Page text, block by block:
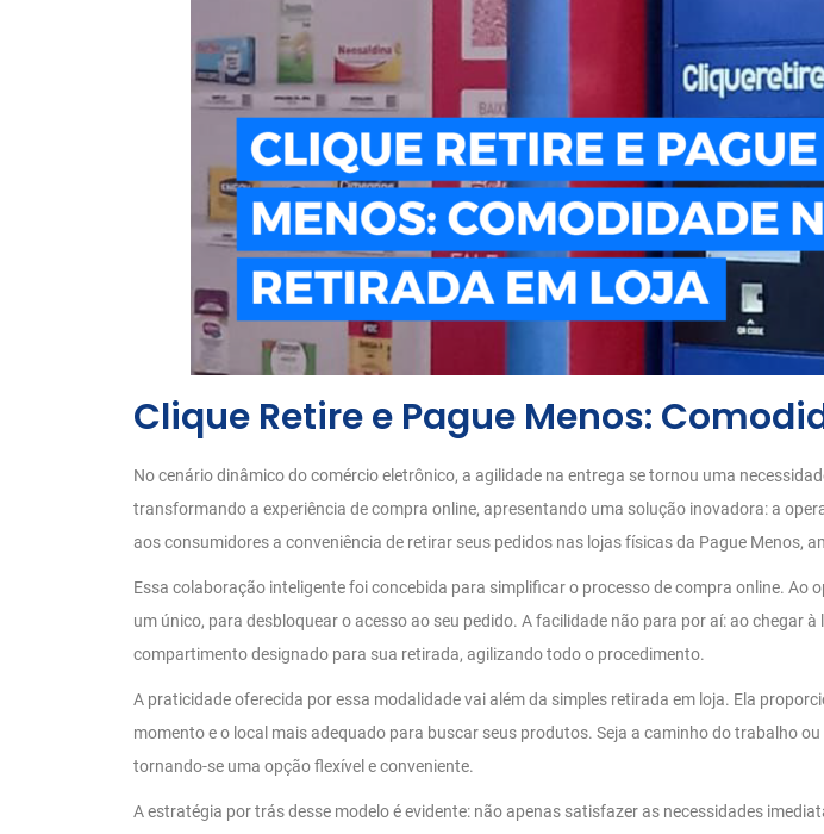
Clique Retire e Pague Menos:
No cenário dinâmico do comércio eletrônico, a agilidade na entrega se tornou uma
transformando a experiência de compra online, apresentando uma solução inovadora: a
aos consumidores a conveniência de retirar seus pedidos nas lojas físicas da Pague Menos,
Essa colaboração inteligente foi concebida para simplificar o processo de compra online.
um único, para desbloquear o acesso ao seu pedido. A facilidade não para por aí: ao chegar
compartimento designado para sua retirada, agilizando todo o procedimento.
A praticidade oferecida por essa modalidade vai além da simples retirada em loja. Ela
momento e o local mais adequado para buscar seus produtos. Seja a caminho do trabalho
tornando-se uma opção flexível e conveniente.
A estratégia por trás desse modelo é evidente: não apenas satisfazer as necessidades